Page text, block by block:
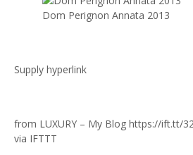
Dom Perignon Annata 2013
Supply hyperlink
from LUXURY – My Blog https://ift.tt/
via IFTTT